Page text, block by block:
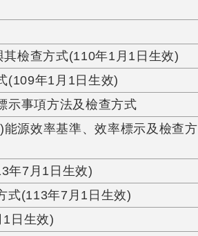
檢查方式(110年1月1日生效)
(109年1月1日生效)
示事項方法及檢查方式
源效率基準、效率標示及檢查方
年7月1日生效)
式(113年7月1日生效)
日生效)